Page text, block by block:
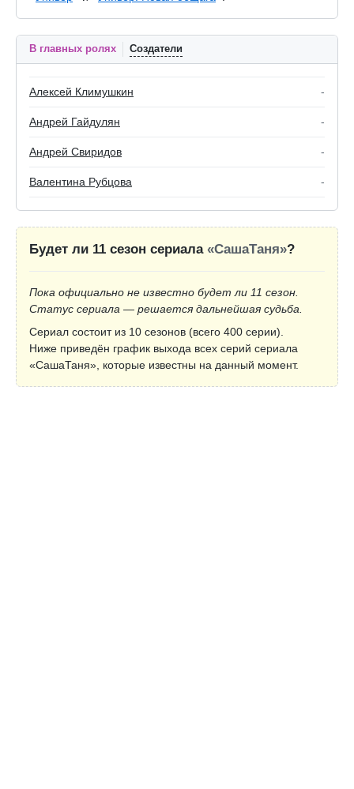
В главных ролях Создатели
Алексей Климушкин -
Андрей Гайдулян -
Андрей Свиридов -
Валентина Рубцова -
Будет ли 11 сезон сериала «СашаТаня»?
Пока официально не известно будет ли 11 сезон.
Статус сериала — решается дальнейшая судьба.
Сериал состоит из 10 сезонов (всего 400 серии).
Ниже приведён график выхода всех серий сериала
«СашаТаня», которые известны на данный момент.